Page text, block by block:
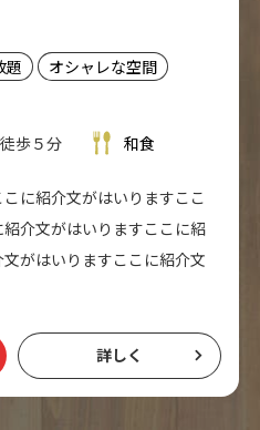
題
オシャレな空間
歩５分
和食
に紹介文がはいりますここ
介文がはいりますここに紹
がはいりますここに紹介文
詳しく